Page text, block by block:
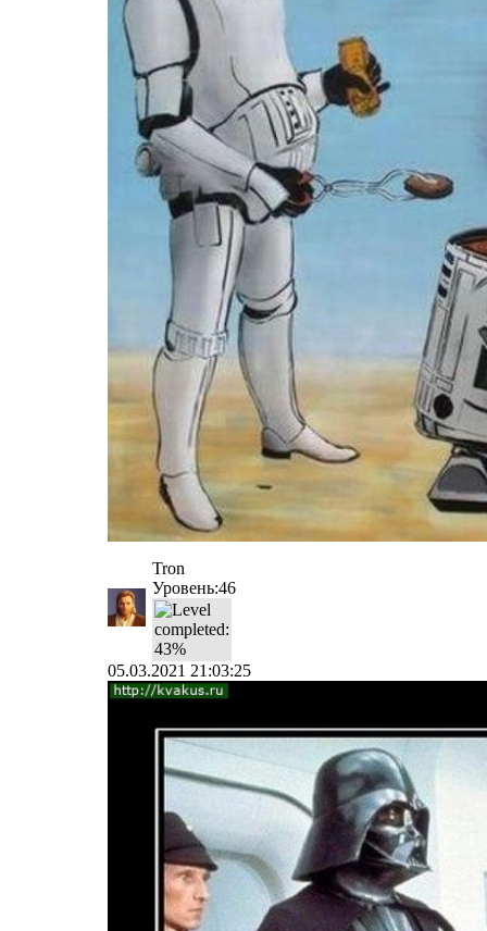
Tron
Уровень:46
05.03.2021 21:03:25